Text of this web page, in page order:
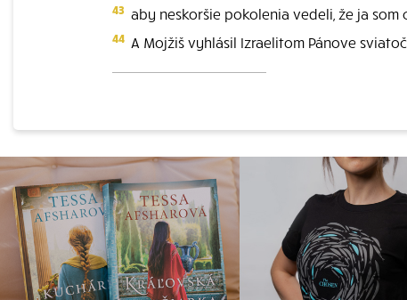
43 aby neskoršie pokolenia vedeli, že ja som
44 A Mojžiš vyhlásil Izraelitom Pánove